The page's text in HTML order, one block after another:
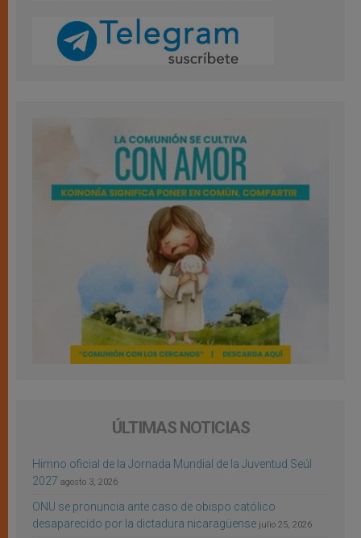
ÚLTIMAS NOTICIAS
Himno oficial de la Jornada Mundial de la Juventud Seúl
2027 agosto 3, 2026
ONU se pronuncia ante caso de obispo católico
desaparecido por la dictadura nicaragüense julio 25, 2026